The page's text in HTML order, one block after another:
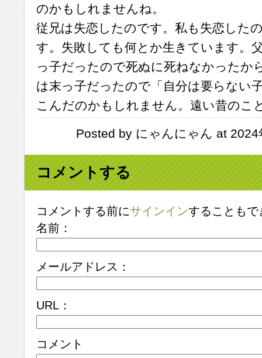
のかもしれませんね。
従兄は失恋したのです。私も失恋した
す。失敗しても何とか生きています。
っ子だったので死ぬに死ねなかったか
は末っ子だったので「自分は要らない
こんだのかもしれません。遠い昔のこ
Posted by にゃんにゃん at
コメントする
コメントする前にサインインすることもで
名前：
メールアドレス：
URL：
コメント